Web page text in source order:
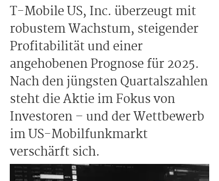
T-Mobile US, Inc. überzeugt mit
robustem Wachstum, steigender
Profitabilität und einer
angehobenen Prognose für 2025.
Nach den jüngsten Quartalszahlen
steht die Aktie im Fokus von
Investoren – und der Wettbewerb
im US-Mobilfunkmarkt
verschärft sich.